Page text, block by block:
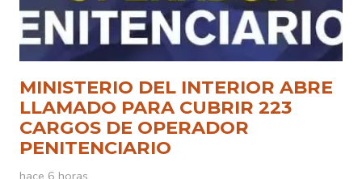
MINISTERIO DEL INTERIOR ABRE
LLAMADO PARA CUBRIR 223
CARGOS DE OPERADOR
PENITENCIARIO